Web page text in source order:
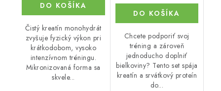
DO KOŠÍKA
Čistý kreatín monohydrát
zvyšuje fyzický výkon pri
krátkodobom, vysoko
intenzívnom tréningu.
Mikronizovaná forma sa
skvele...
DO KOŠÍKA
Chcete podporiť svoj
tréning a zároveň
jednoducho doplniť
bielkoviny? Tento set spája
kreatín a srvátkový proteín
do...